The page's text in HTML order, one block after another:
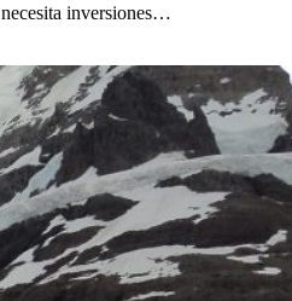
inversiones…